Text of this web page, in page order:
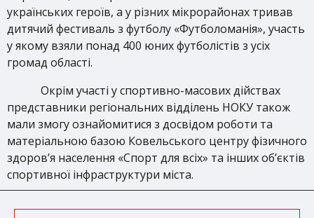
українських героїв, а у різних мікрорайонах тривав
дитячий фестиваль з футболу «Футболоманія», участь
у якому взяли понад 400 юних футболістів з усіх
громад області.
Окрім участі у спортивно-масових дійствах
представники регіональних відділень НОКУ також
мали змогу ознайомитися з досвідом роботи та
матеріальною базою Ковельського центру фізичного
здоров’я населення «Спорт для всіх» та інших об’єктів
спортивної інфраструктури міста.